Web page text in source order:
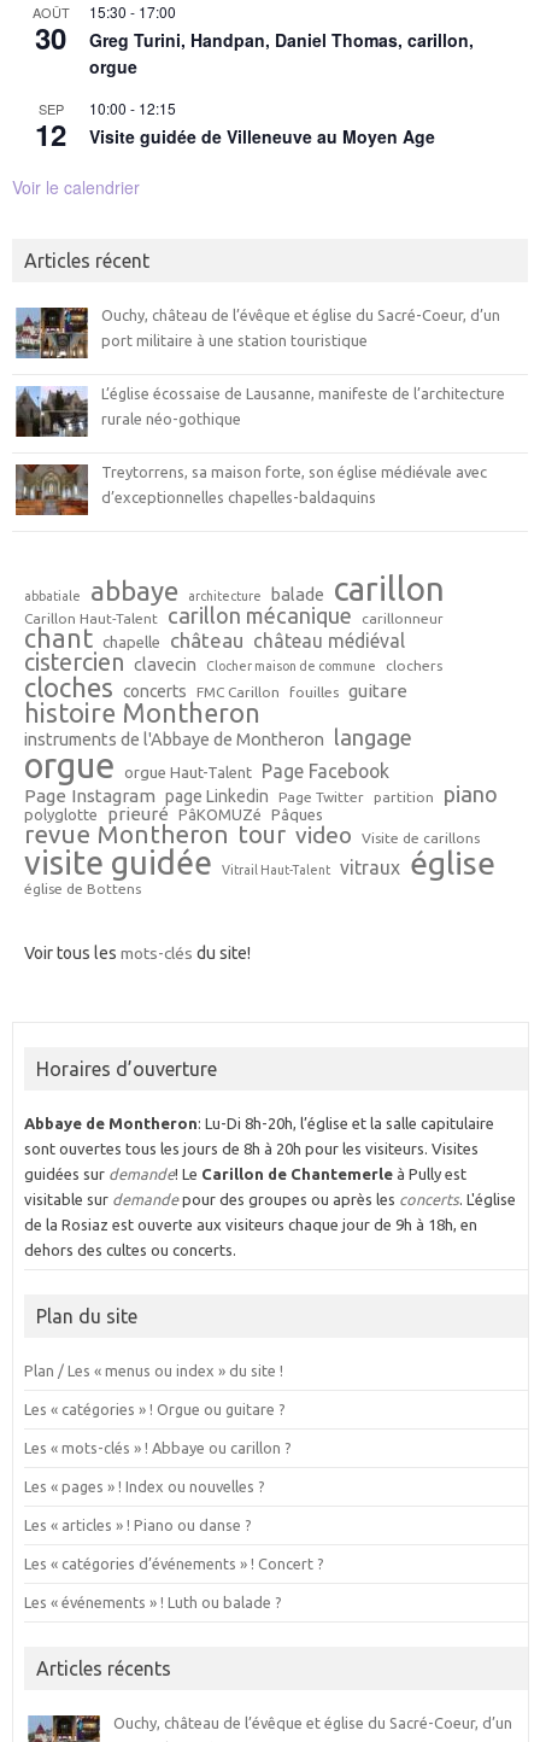
AOÛT
30
15:30 - 17:00
Greg Turini, Handpan, Daniel Thomas, carillon,
orgue
SEP
12
10:00 - 12:15
Visite guidée de Villeneuve au Moyen Age
Voir le calendrier
Articles récent
Ouchy, château de l’évêque et église du Sacré-Coeur, d’un
port militaire à une station touristique
L’église écossaise de Lausanne, manifeste de l’architecture
rurale néo-gothique
Treytorrens, sa maison forte, son église médiévale avec
d’exceptionnelles chapelles-baldaquins
abbatiale abbaye architecture balade carillon
Carillon Haut-Talent carillon mécanique carillonneur
chant chapelle château château médiéval
cistercien clavecin Clocher maison de commune clochers
cloches concerts FMC Carillon fouilles guitare
histoire Montheron
instruments de l'Abbaye de Montheron langage
orgue orgue Haut-Talent Page Facebook
Page Instagram page Linkedin Page Twitter partition piano
polyglotte prieuré PâKOMUZé Pâques
revue Montheron tour video Visite de carillons
visite guidée Vitrail Haut-Talent vitraux église
église de Bottens
Voir tous les mots-clés du site!
Horaires d’ouverture
Abbaye de Montheron: Lu-Di 8h-20h, l’église et la salle capitulaire
sont ouvertes tous les jours de 8h à 20h pour les visiteurs. Visites
guidées sur demande! Le Carillon de Chantemerleà Pully est
visitable sur demandepour des groupes ou après les concerts. L'église
de la Rosiaz est ouverte aux visiteurs chaque jour de 9h à 18h, en
dehors des cultes ou concerts.
Plan du site
Plan / Les « menus ou index » du site !
Les « catégories » ! Orgue ou guitare ?
Les « mots-clés » ! Abbaye ou carillon ?
Les « pages » ! Index ou nouvelles ?
Les « articles » ! Piano ou danse ?
Les « catégories d’événements » ! Concert ?
Les « événements » ! Luth ou balade ?
Articles récents
Ouchy, château de l’évêque et église du Sacré-Coeur, d’un